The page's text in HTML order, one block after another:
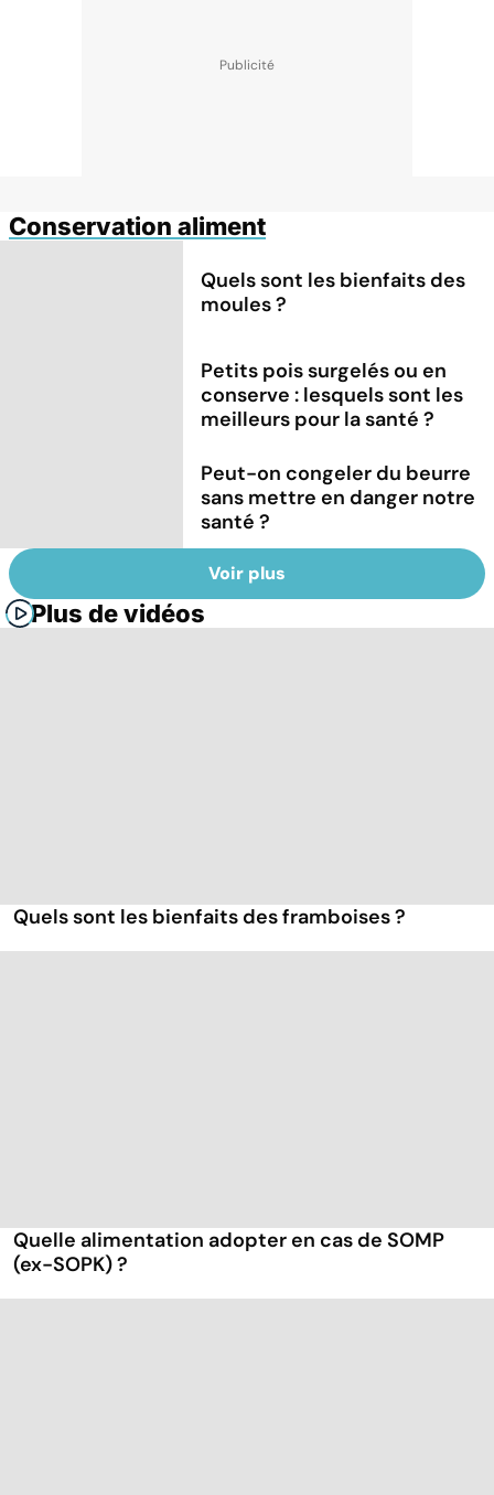
Conservation aliment
Quels sont les bienfaits des
moules ?
Petits pois surgelés ou en
conserve : lesquels sont les
meilleurs pour la santé ?
Peut-on congeler du beurre
sans mettre en danger notre
santé ?
Voir plus
Plus de vidéos
Quels sont les bienfaits des framboises ?
Quelle alimentation adopter en cas de SOMP
(ex-SOPK) ?